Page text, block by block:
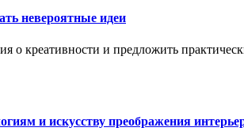
невероятные идеи
о креативности и предложить
и искусству преображения